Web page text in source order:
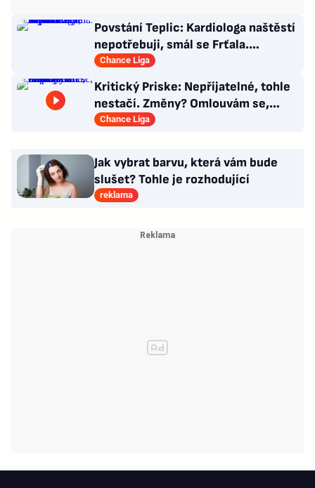
Povstání Teplic: Kardiologa naštěstí
nepotřebuji, smál se Frťala.
Promluvil o zájmu Plzně
Chance Liga
Kritický Priske: Nepřijatelné, tohle
nestačí. Změny? Omlouvám se,
nedokážu odpovědět
Chance Liga
Jak vybrat barvu, která vám bude
slušet? Tohle je rozhodující
reklama